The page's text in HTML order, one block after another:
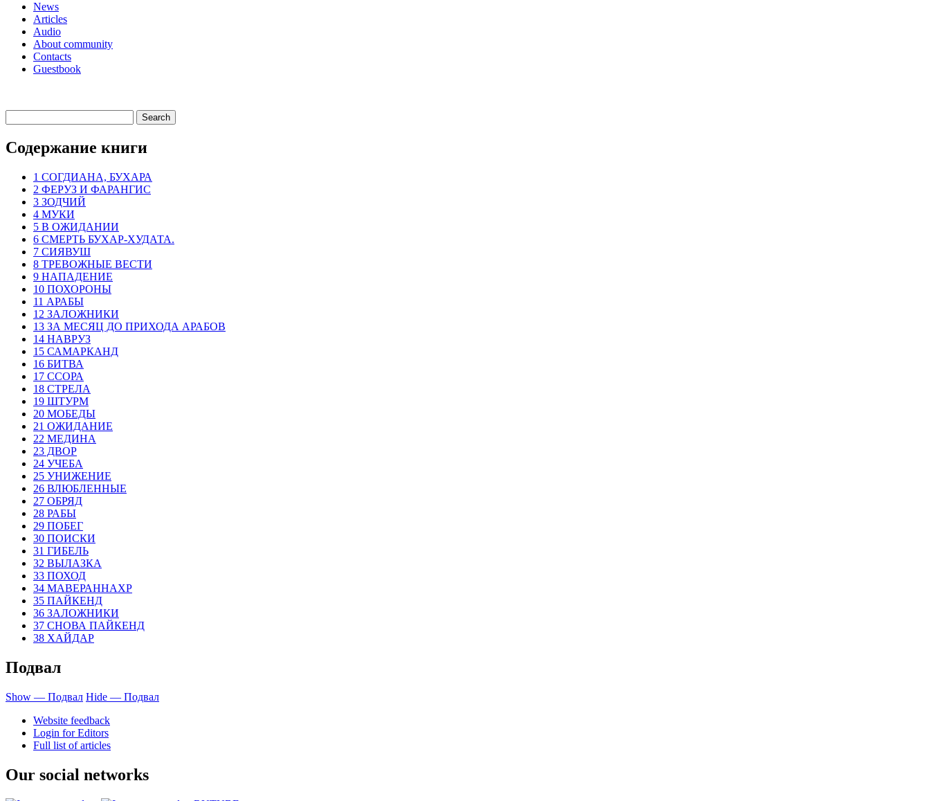
News
Articles
Audio
About community
Contacts
Guestbook
Содержание книги
1 СОГДИАНА, БУХАРА
2 ФЕРУЗ И ФАРАНГИС
3 ЗОДЧИЙ
4 МУКИ
5 В ОЖИДАНИИ
6 СМЕРТЬ БУХАР-ХУДАТА.
7 СИЯВУШ
8 ТРЕВОЖНЫЕ ВЕСТИ
9 НАПАДЕНИЕ
10 ПОХОРОНЫ
11 АРАБЫ
12 ЗАЛОЖНИКИ
13 ЗА МЕСЯЦ ДО ПРИХОДА АРАБОВ
14 НАВРУЗ
15 САМАРКАНД
16 БИТВА
17 ССОРА
18 СТРЕЛА
19 ШТУРМ
20 МОБЕДЫ
21 ОЖИДАНИЕ
22 МЕДИНА
23 ДВОР
24 УЧЕБА
25 УНИЖЕНИЕ
26 ВЛЮБЛЕННЫЕ
27 ОБРЯД
28 РАБЫ
29 ПОБЕГ
30 ПОИСКИ
31 ГИБЕЛЬ
32 ВЫЛАЗКА
33 ПОХОД
34 МАВЕРАННАХР
35 ПАЙКЕНД
36 ЗАЛОЖНИКИ
37 СНОВА ПАЙКЕНД
38 ХАЙДАР
Подвал
Show — Подвал Hide — Подвал
Website feedback
Login for Editors
Full list of articles
Our social networks